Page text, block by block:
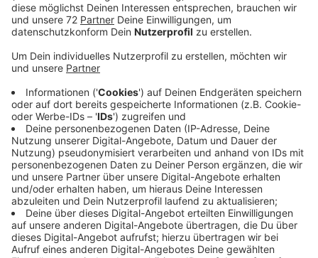
Veröffentlicht:Dienstag, 02.04.2019 13:00
Anzeige
Dann kommen Sie von Dülmen aus tagsüber jede
Stunde drei mal von Dülmen aus ins Ruhrgebiet und
nach Münster. Es fährt also in jede Richtung ein
zusätzlicher Zug stündlich, und zwar von
Düsseldorf aus über Dülmen und Münster bis nach
Osnabrück. Diese Züge halten im Kreis nur in Dülmen.
Dadurch sind sie deutlich schneller in Münster. Von
dort fahren die Züge direkt weiter bis nach Osnabrück.